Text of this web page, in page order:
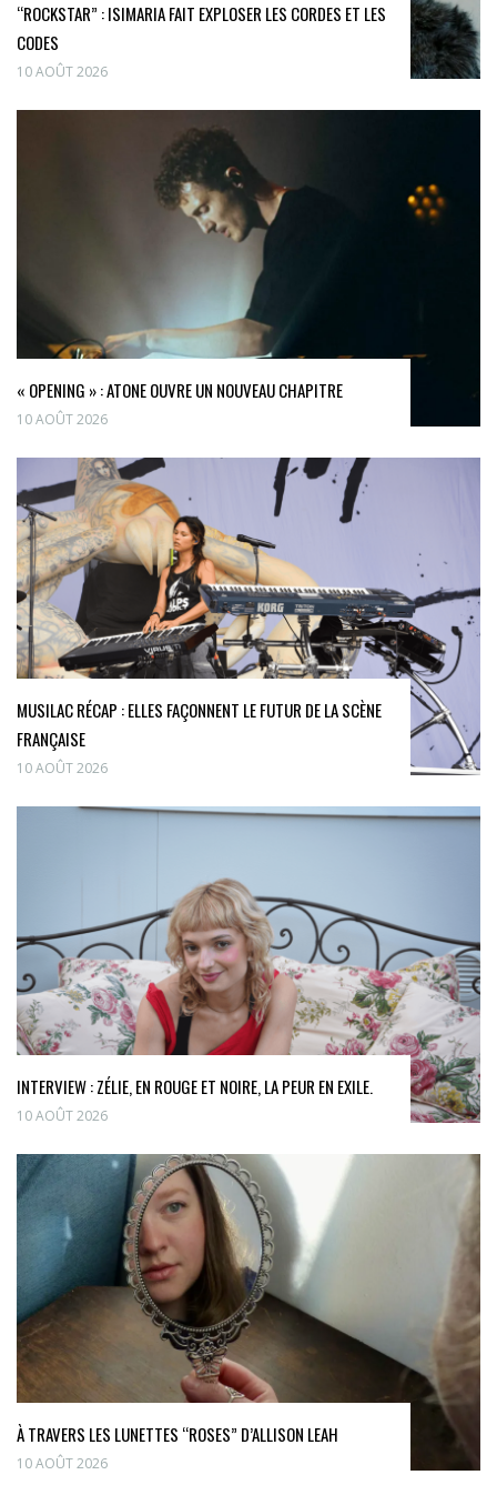
“ROCKSTAR” : ISIMARIA FAIT EXPLOSER LES CORDES ET LES
CODES
10 AOÛT 2026
« OPENING » : ATONE OUVRE UN NOUVEAU CHAPITRE
10 AOÛT 2026
MUSILAC RÉCAP : ELLES FAÇONNENT LE FUTUR DE LA SCÈNE
FRANÇAISE
10 AOÛT 2026
INTERVIEW : ZÉLIE, EN ROUGE ET NOIRE, LA PEUR EN EXILE.
10 AOÛT 2026
À TRAVERS LES LUNETTES “ROSES” D’ALLISON LEAH
10 AOÛT 2026